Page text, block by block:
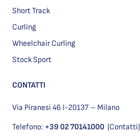
Short Track
Curling
Wheelchair Curling
Stock Sport
CONTATTI
Via Piranesi 46 I-20137 – Milano
Telefono: +39 02 70141000 (Contatti)